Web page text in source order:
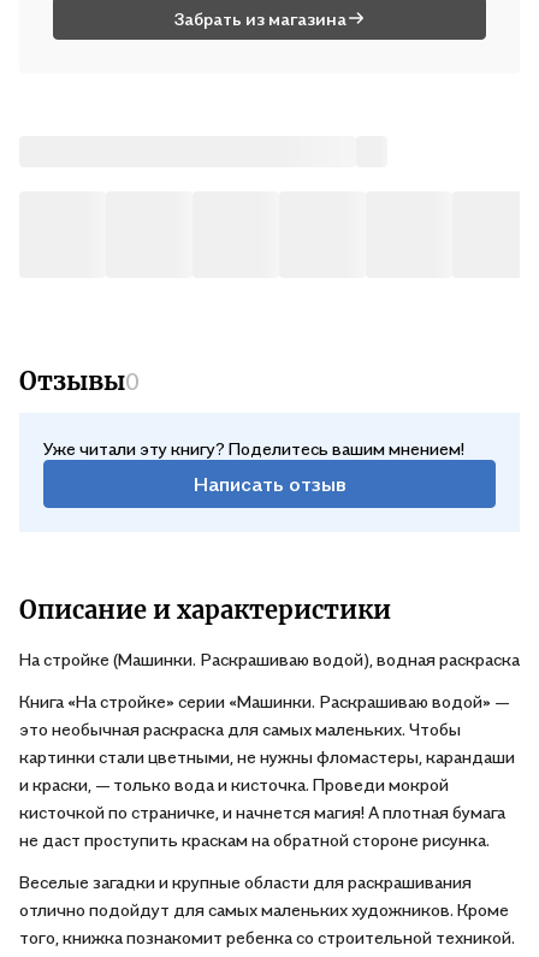
Забрать из магазина
Отзывы0
Уже читали эту книгу? Поделитесь вашим мнением!
Написать отзыв
Описание и характеристики
На стройке (Машинки. Раскрашиваю водой), водная раскраска
Книга «На стройке» серии «Машинки. Раскрашиваю водой» —
это необычная раскраска для самых маленьких. Чтобы
картинки стали цветными, не нужны фломастеры, карандаши
и краски, — только вода и кисточка. Проведи мокрой
кисточкой по страничке, и начнется магия! А плотная бумага
не даст проступить краскам на обратной стороне рисунка.
Веселые загадки и крупные области для раскрашивания
отлично подойдут для самых маленьких художников. Кроме
того, книжка познакомит ребенка со строительной техникой.